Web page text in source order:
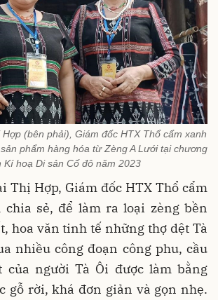
(bên phải), Giám đốc HTX Thổ cẩm xanh
phẩm hàng hóa từ Zèng A Lưới tại chương
Kí hoạ Di sản Cố đô năm 2023
Thị Hợp, Giám đốc HTX Thổ cẩm
chia sẻ, để làm ra loại zèng bền
hoa văn tinh tế những thợ dệt Tà
nhiều công đoạn công phu, cầu
của người Tà Ôi được làm bằng
gỗ rời, khá đơn giản và gọn nhẹ.